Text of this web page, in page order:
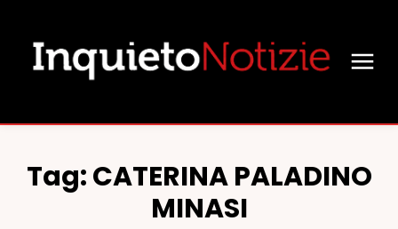
Tag:CATERINA PALADINO
MINASI